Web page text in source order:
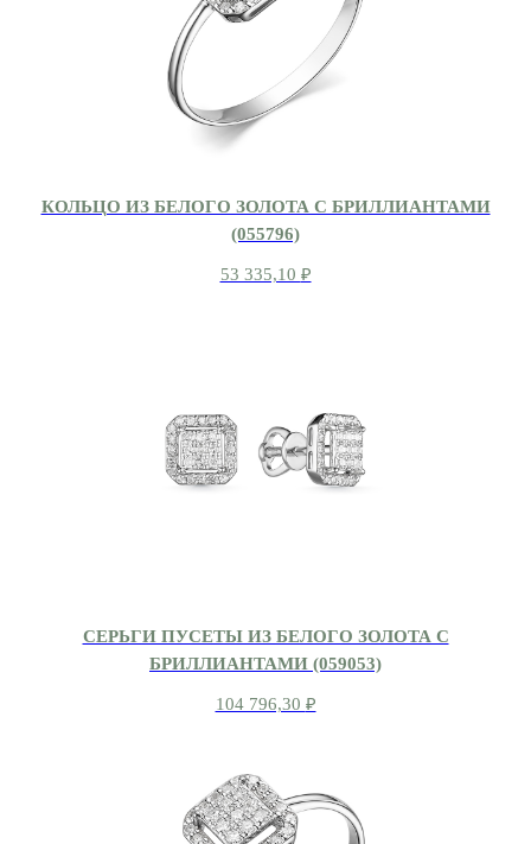
КОЛЬЦО ИЗ БЕЛОГО ЗОЛОТА С БРИЛЛИАНТАМИ
(055796)
53 335,10 ₽
СЕРЬГИ ПУСЕТЫ ИЗ БЕЛОГО ЗОЛОТА С
БРИЛЛИАНТАМИ (059053)
104 796,30 ₽